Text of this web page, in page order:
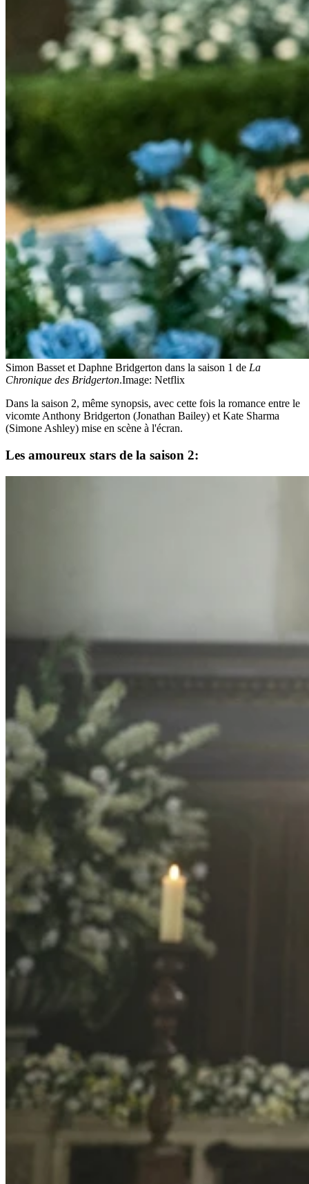
Simon Basset et Daphne Bridgerton dans la saison 1 de La
Chronique des Bridgerton.Image: Netflix
Dans la saison 2, même synopsis, avec cette fois la romance entre le
vicomte Anthony Bridgerton (Jonathan Bailey) et Kate Sharma
(Simone Ashley) mise en scène à l'écran.
Les amoureux stars de la saison 2: